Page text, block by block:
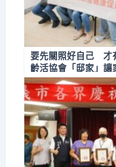
要先關照好自己 才
齡活協會「邸家」讓